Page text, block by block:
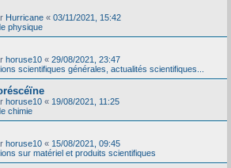
Hurricane « 03/11/2021, 15:42
physique
horuse10 « 29/08/2021, 23:47
scientifiques générales, actualités scientifiques...
horuse10 « 19/08/2021, 11:25
chimie
horuse10 « 15/08/2021, 09:45
sur matériel et produits scientifiques